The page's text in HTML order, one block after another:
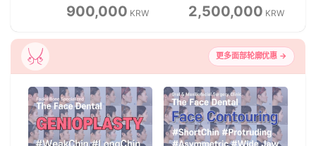
900,000 KRW 2,500,000 KRW
更多面部轮廓优惠 →